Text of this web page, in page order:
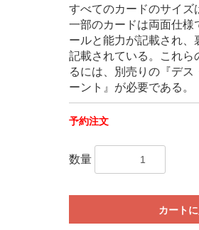
すべてのカードのサイ
一部のカードは両面仕
ールと能力が記載され
記載されている。これ
るには、別売りの『デ
ーント』が必要である。
予約注文
数量
カート